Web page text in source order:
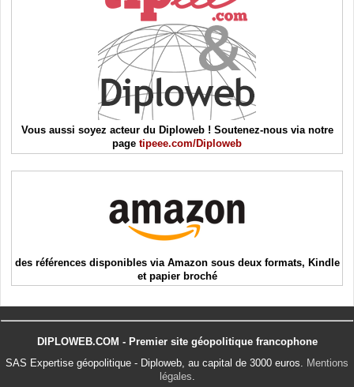
Vous aussi soyez acteur du Diploweb ! Soutenez-nous via notre
page tipeee.com/Diploweb
des références disponibles via Amazon sous deux formats, Kindle
et papier broché
DIPLOWEB.COM - Premier site géopolitique francophone
SAS Expertise géopolitique - Diploweb, au capital de 3000 euros. Mentions
légales.